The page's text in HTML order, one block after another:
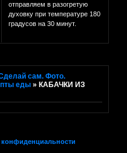
отправляем в разогретую
духовку при температуре 180
градусов на 30 минут.
сам. Фото.
еды »КАБАЧКИ ИЗ
конфиденциальности